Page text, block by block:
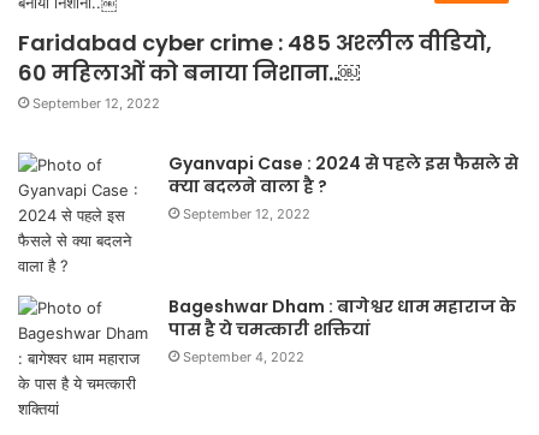
Faridabad cyber crime : 485 अश्लील वीडियो,
60 महिलाओं को बनाया निशाना..￼
September 12, 2022
Gyanvapi Case : 2024 से पहले इस फैसले से
क्या बदलने वाला है ?
September 12, 2022
Bageshwar Dham : बागेश्वर धाम महाराज के
पास है ये चमत्कारी शक्तियां
September 4, 2022